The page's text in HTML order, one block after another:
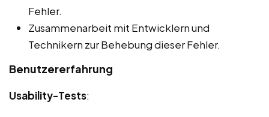
Fehler.
Zusammenarbeit mit Entwicklern und
Technikern zur Behebung dieser Fehler.
Benutzererfahrung
Usability-Tests: